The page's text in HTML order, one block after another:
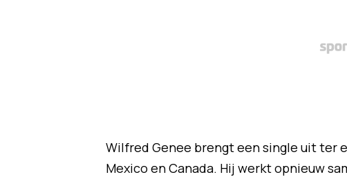
Wilfred Genee brengt een single uit ter
Mexico en Canada. Hij werkt opnieuw